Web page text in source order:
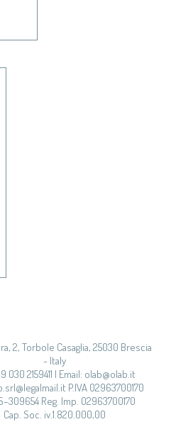
2, Torbole Casaglia, 25030 Brescia
- Italy
030 2159411 | Email: olab@olab.it
P.IVA 02963700170
Reg. Imp. 02963700170
Cap. Soc. iv.1.820.000,00